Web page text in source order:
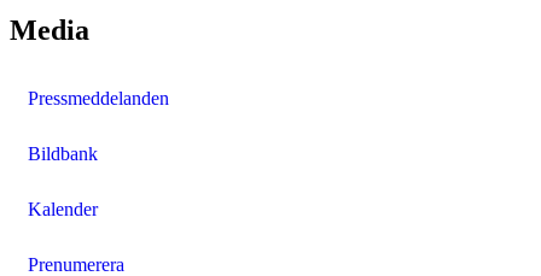
Media
Pressmeddelanden
Bildbank
Kalender
Prenumerera